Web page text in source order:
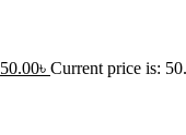
50.00৳ Current price is: